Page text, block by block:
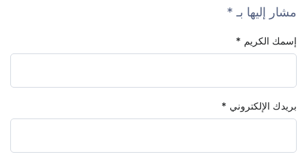
مشار إليها بـ *
إسمك الكريم *
بريدك الإلكتروني *